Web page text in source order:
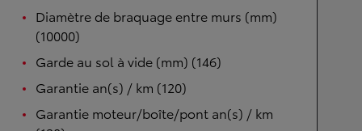
Diamètre de braquage entre murs (mm)
(10000)
Garde au sol à vide (mm) (146)
Garantie an(s) / km (120)
Garantie moteur/boîte/pont an(s) / km